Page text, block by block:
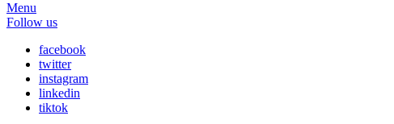
Menu
Follow us
facebook
twitter
instagram
linkedin
tiktok